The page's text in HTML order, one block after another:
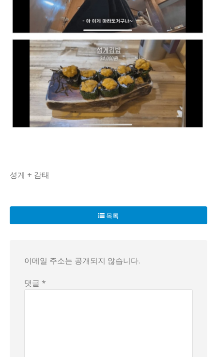
성게 + 감태
게다가 이곳은 외부 음식 반입이 금지되어 있어 다소 깐깐한
한 고객은 “모슬포에서 메뉴를 모방하면 법적인 분쟁이 우
목록
이메일 주소는 공개되지 않습니다.
댓글 *